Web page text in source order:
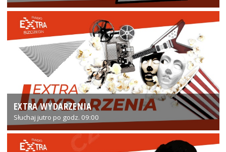
EXTRA WYDARZENIA
Słuchaj jutro po godz. 09:00